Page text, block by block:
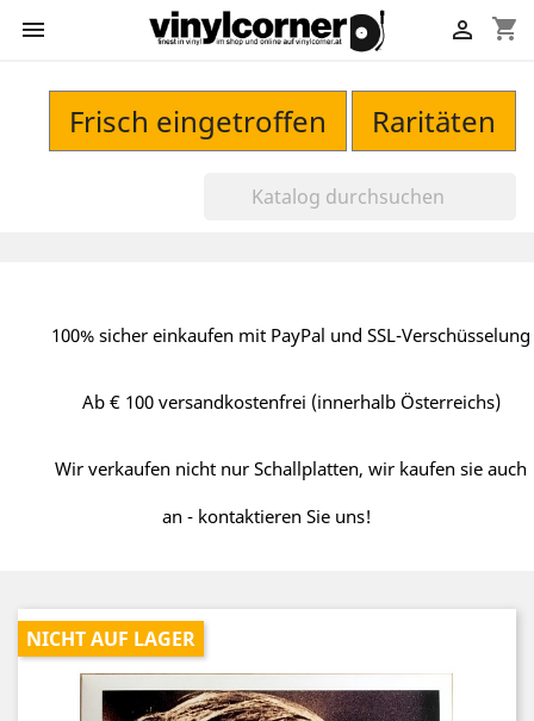
 shopping_cart

Frisch eingetroffen Raritäten
100% sicher einkaufen mit PayPal und SSL-Verschüsselung
Ab € 100 versandkostenfrei (innerhalb Österreichs)
Wir verkaufen nicht nur Schallplatten, wir kaufen sie auch
an - kontaktieren Sie uns!
NICHT AUF LAGER